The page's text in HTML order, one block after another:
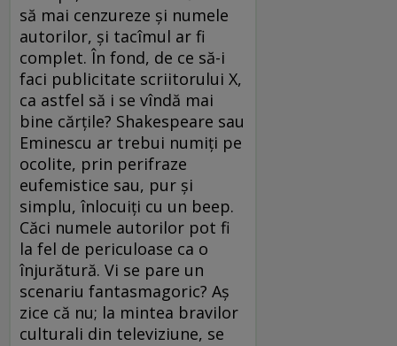
să mai cenzureze şi numele
autorilor, şi tacîmul ar fi
complet. În fond, de ce să-i
faci publicitate scriitorului X,
ca astfel să i se vîndă mai
bine cărţile? Shakespeare sau
Eminescu ar trebui numiţi pe
ocolite, prin perifraze
eufemistice sau, pur şi
simplu, înlocuiţi cu un beep.
Căci numele autorilor pot fi
la fel de periculoase ca o
înjurătură. Vi se pare un
scenariu fantasmagoric? Aş
zice că nu; la mintea bravilor
culturali din televiziune, se